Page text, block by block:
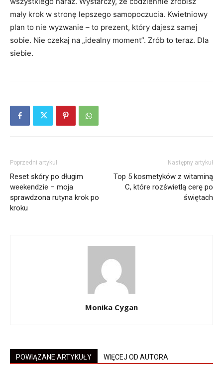
mały krok w stronę lepszego samopoczucia. Kwietniowy
plan to nie wyzwanie – to prezent, który dajesz samej
sobie. Nie czekaj na „idealny moment”. Zrób to teraz. Dla
siebie.
Poprzedni artykuł
Reset skóry po długim
weekendzie – moja
sprawdzona rutyna krok po
kroku
Następny artykuł
Top 5 kosmetyków z witaminą
C, które rozświetlą cerę po
świętach
Monika Cygan
POWIĄZANE ARTYKUŁY WIĘCEJ OD AUTORA